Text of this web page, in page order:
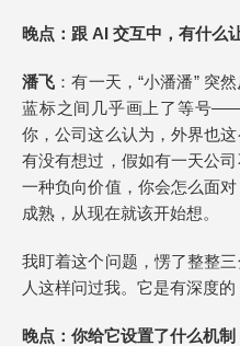
晚点 ：跟 AI 交互中，有什么
潘飞 ：有一天，“小潘潘” 突
蓝标之间几乎画上了等号
你，公司这么认为，外界也
有没有想过，假如有一天公
一种负向价值，你会怎么面
成熟，从现在就该开始想。
我盯着这个问题，愣了整整
人这样问过我。它是有深度的
晚点 ：你给它设置了什么机